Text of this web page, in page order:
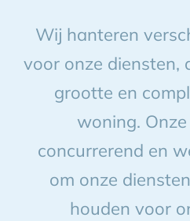
BLOGWij hanteren
voor onze diensten,
grootte en
woning.
concurrerend en
om onze
houden voor